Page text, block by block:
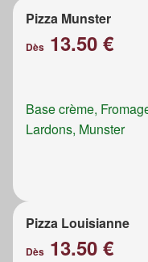
Pizza Munster
Dès 13.50 €
Base crème,
Lardons, Munster
Pizza Louisianne
Dès 13.50 €